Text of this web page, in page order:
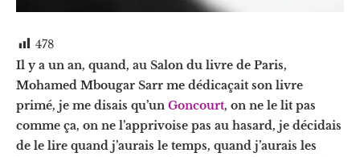
478
Il y a un an, quand, au Salon du livre de Paris,
Mohamed Mbougar Sarr me dédicaçait son livre
primé, je me disais qu’un Goncourt, on ne le lit pas
comme ça, on ne l’apprivoise pas au hasard, je décidais
de le lire quand j’aurais le temps, quand j’aurais les